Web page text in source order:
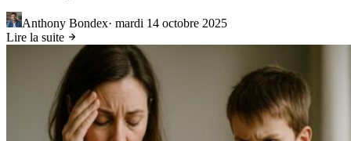
Anthony Bondex· mardi 14 octobre 2025
Lire la suite